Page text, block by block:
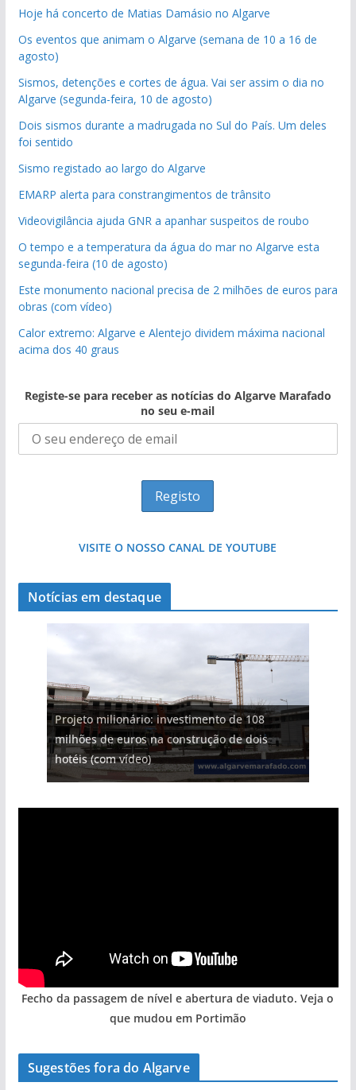
Hoje há concerto de Matias Damásio no Algarve
Os eventos que animam o Algarve (semana de 10 a 16 de
agosto)
Sismos, detenções e cortes de água. Vai ser assim o dia no
Algarve (segunda-feira, 10 de agosto)
Dois sismos durante a madrugada no Sul do País. Um deles
foi sentido
Sismo registado ao largo do Algarve
EMARP alerta para constrangimentos de trânsito
Videovigilância ajuda GNR a apanhar suspeitos de roubo
O tempo e a temperatura da água do mar no Algarve esta
segunda-feira (10 de agosto)
Este monumento nacional precisa de 2 milhões de euros para
obras (com vídeo)
Calor extremo: Algarve e Alentejo dividem máxima nacional
acima dos 40 graus
Registe-se para receber as notícias do Algarve Marafado
no seu e-mail
VISITE O NOSSO CANAL DE YOUTUBE
Notícias em destaque
Projeto milionário: investimento de 108
milhões de euros na construção de dois
hotéis (com vídeo)
Fecho da passagem de nível e abertura de viaduto. Veja o
que mudou em Portimão
Sugestões fora do Algarve